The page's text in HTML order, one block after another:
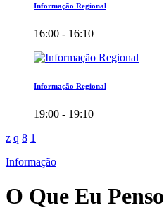
Informação Regional
16:00 - 16:10
Informação Regional
19:00 - 19:10
Informação
O Que Eu Penso